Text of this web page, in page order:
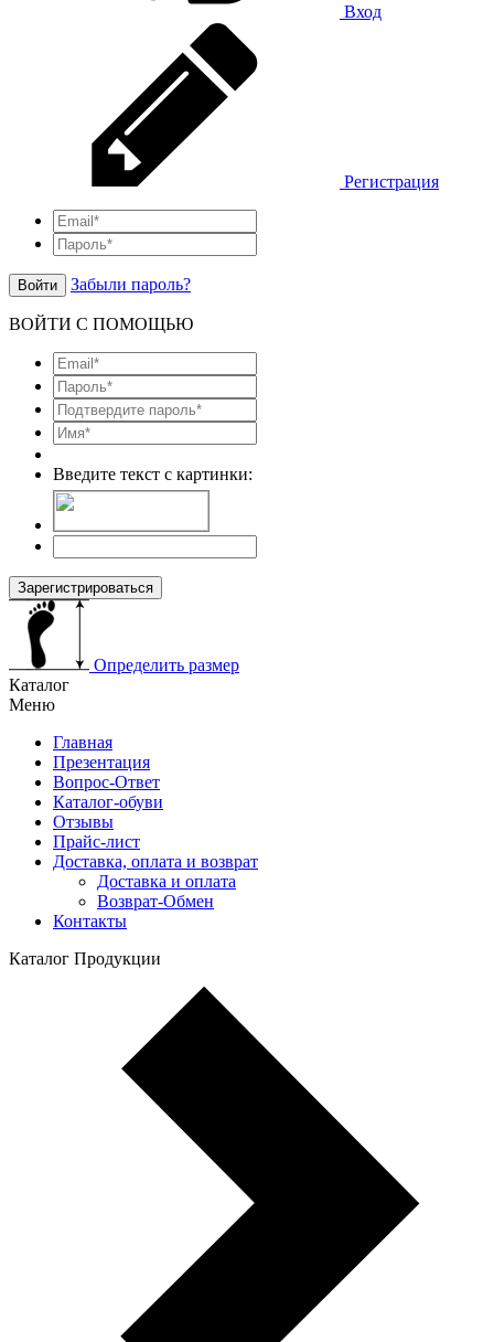
Вход
Регистрация
Войти Забыли пароль?
ВОЙТИ С ПОМОЩЬЮ
Введите текст с картинки:
Зарегистрироваться
Определить размер
Каталог
Меню
Главная
Презентация
Вопрос-Ответ
Каталог-обуви
Отзывы
Прайс-лист
Доставка, оплата и возврат
Доставка и оплата
Возврат-Обмен
Контакты
Каталог Продукции